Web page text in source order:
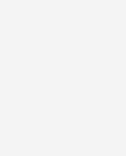
der Marktüberwachung bei
In diesem Zuge dürfen
2 auf dem CE-Zeichen
Verordnung. Festgestellt
EN 13561:2009 aufgeführte
/Prüfung einer Markise
ist in der Tabelle
und in der